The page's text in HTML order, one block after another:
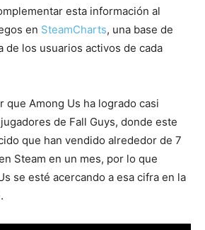
esta información al
en SteamCharts, una base de
de los usuarios activos de cada
que Among Us ha logrado casi
de Fall Guys, donde este
que han vendido alrededor de 7
Steam en un mes, por lo que
se esté acercando a esa cifra en la